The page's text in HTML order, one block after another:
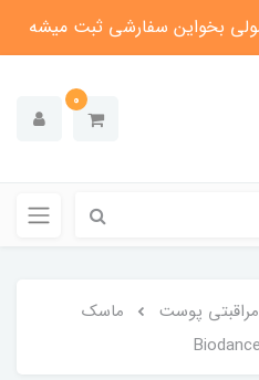
بخواین سفارشی ثبت میشه
0
مراقبتی پوست
ماسک